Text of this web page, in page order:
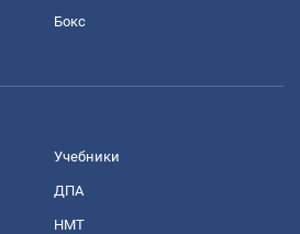
Бокс
Учебники
ДПА
НМТ